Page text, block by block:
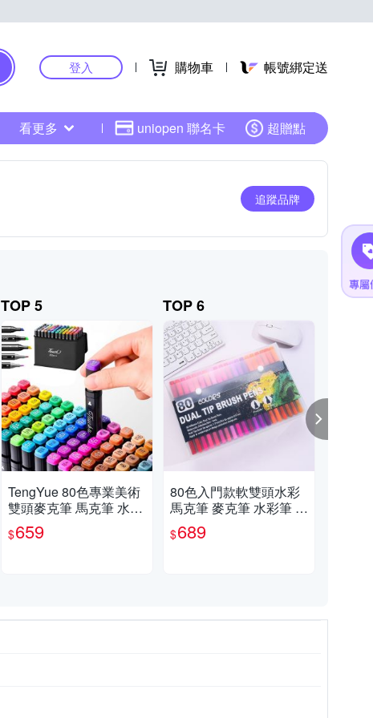
登入 購物車 帳號綁定送
看更多 uniopen 聯名卡 超贈點
追蹤品牌
TOP 5
TengYue 80色專業美術
雙頭麥克筆 馬克筆 水彩
筆 美術筆 動漫色 酒精性
墨水筆 彩色筆 畫筆
$659
TOP 6
80色入門款軟雙頭水彩
馬克筆 麥克筆 水彩筆 美
術筆
$689